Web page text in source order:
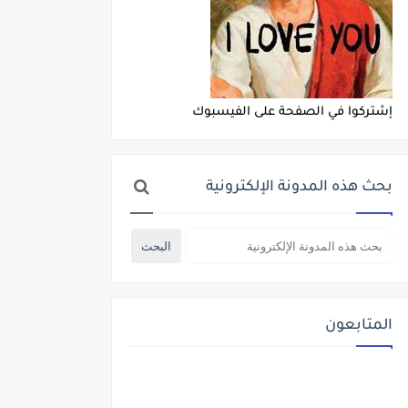
إشتركوا في الصفحة على الفيسبوك
بحث هذه المدونة الإلكترونية
المتابعون